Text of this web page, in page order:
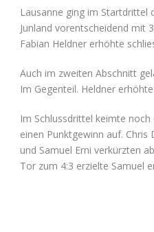
Lausanne ging im Startdrittel
Junland vorentscheidend mit
Fabian Heldner erhöhte
Auch im zweiten Abschnitt
Im Gegenteil. Heldner
Im Schlussdrittel keimte
einen Punktgewinn auf.
und Samuel Erni verkürzten
Tor zum 4:3 erzielte Samuel